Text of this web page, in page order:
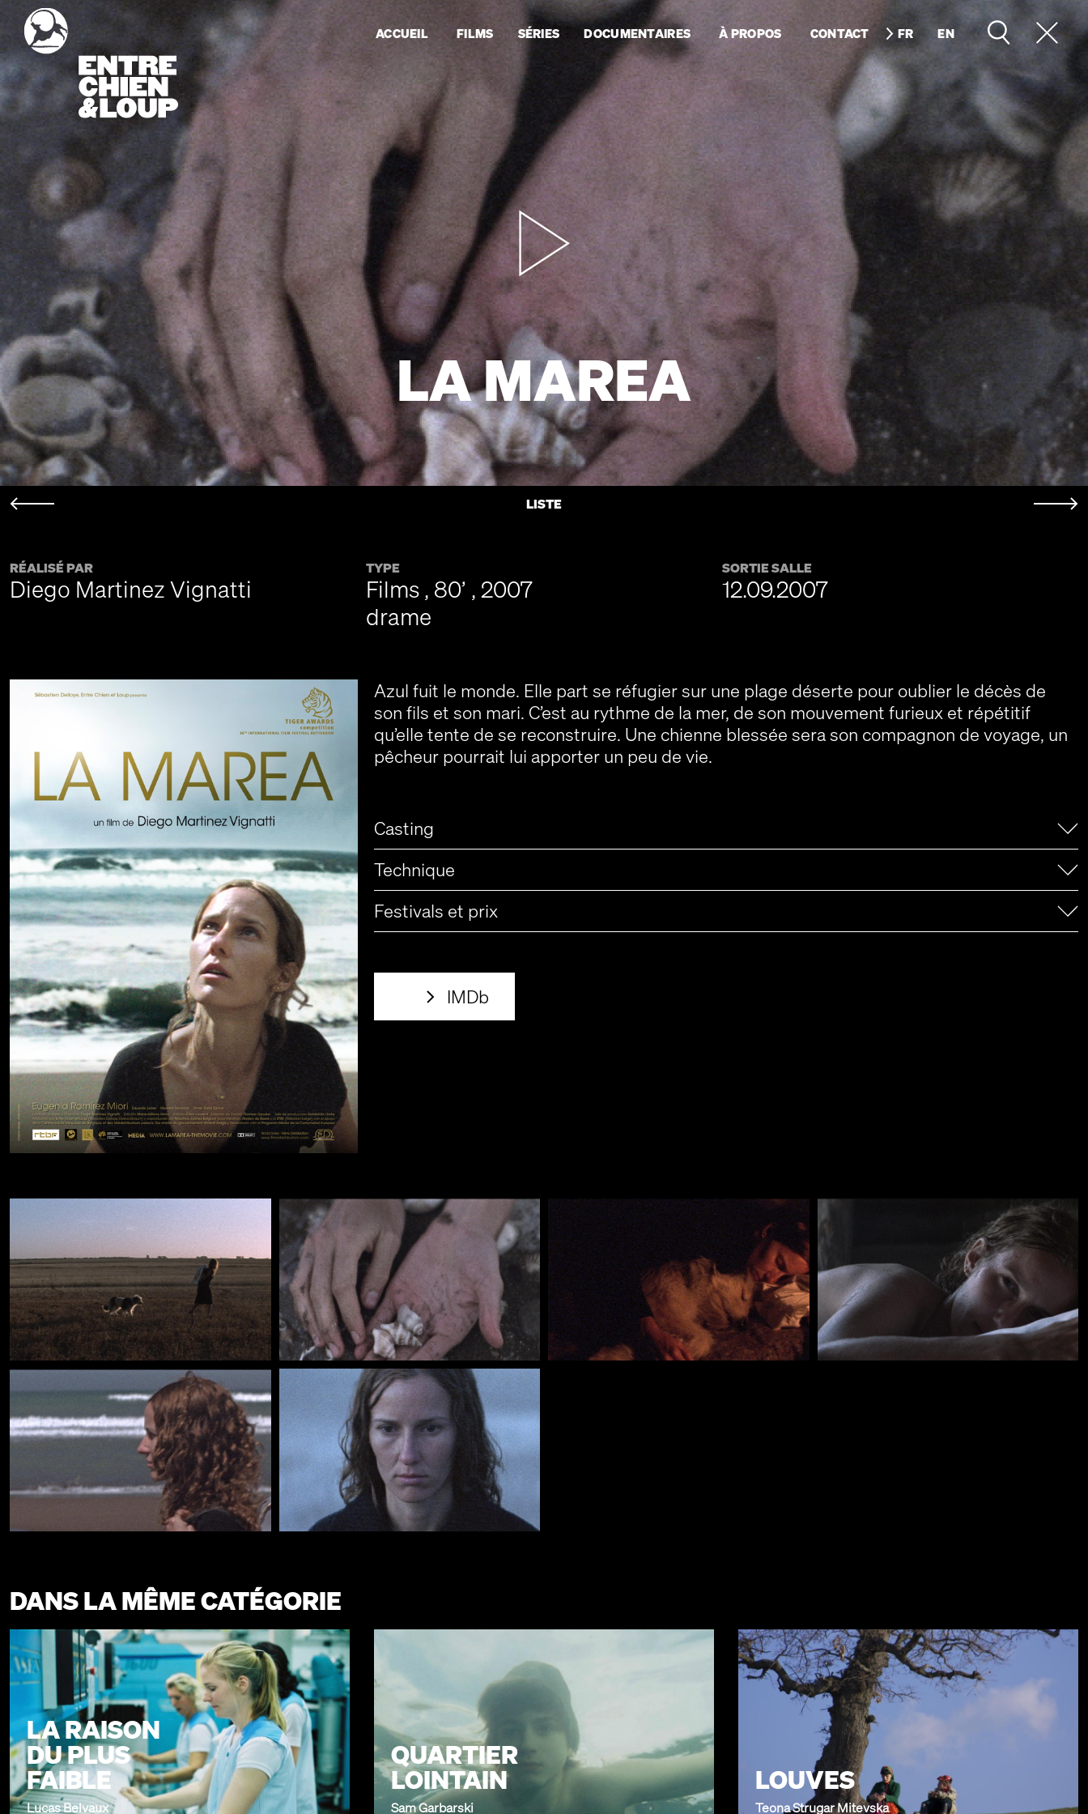
ACCUEIL FILMS SÉRIES DOCUMENTAIRES À PROPOS CONTACT FR EN
LA MAREA
LISTE
RÉALISÉ PAR
Diego Martinez Vignatti
TYPE
Films , 80’ , 2007
drame
SORTIE SALLE
12.09.2007
Azul fuit le monde. Elle part se réfugier sur une plage déserte pour oublier le décès de
son fils et son mari. C’est au rythme de la mer, de son mouvement furieux et répétitif
qu’elle tente de se reconstruire. Une chienne blessée sera son compagnon de voyage, un
pêcheur pourrait lui apporter un peu de vie.
Casting
Technique
Festivals et prix
IMDb
DANS LA MÊME CATÉGORIE
LA RAISON
DU PLUS
FAIBLE
Lucas Belvaux
QUARTIER
LOINTAIN
Sam Garbarski
LOUVES
Teona Strugar Mitevska